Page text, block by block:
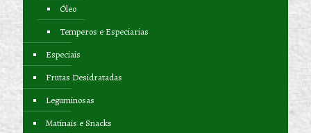
Óleo
Temperos e Especiarias
Especiais
Frutas Desidratadas
Leguminosas
Matinais e Snacks